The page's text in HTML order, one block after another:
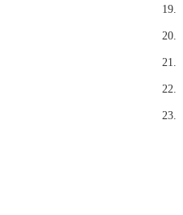
19.
20.
21.
22.
23.